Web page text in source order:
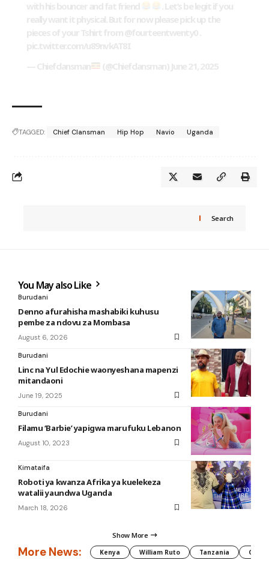
TAGGED: Chief Clansman Hip Hop Navio Uganda
Search
You May also Like
Burudani
Denno afurahisha mashabiki kuhusu
pembe za ndovu za Mombasa
August 6, 2026
Burudani
Linc na Yul Edochie waonyeshana mapenzi
mitandaoni
June 19, 2025
Burudani
Filamu ‘Barbie’ yapigwa marufuku Lebanon
August 10, 2023
Kimataifa
Roboti ya kwanza Afrika ya kuelekeza
watalii yaundwa Uganda
March 18, 2026
Show More
More News: Kenya William Ruto Tanzania CAF